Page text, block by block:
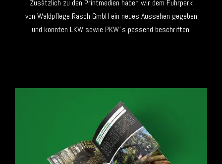
Zusätzlich zu den Printmedien haben wir dem Fuhrpark
von Waldpflege Rasch GmbH ein neues Aussehen gegeben
und konnten LKW sowie PKW´s passend beschriften.